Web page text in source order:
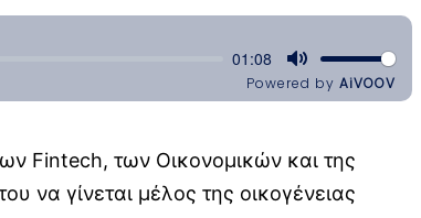
Fintech, των Οικονομικών και της
να γίνεται μέλος της οικογένειας